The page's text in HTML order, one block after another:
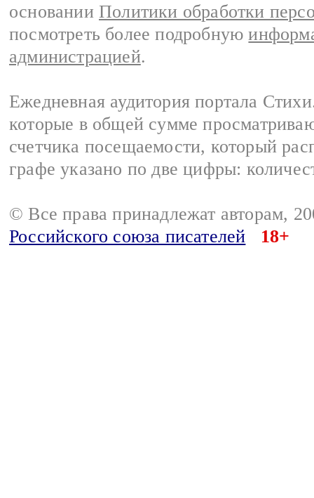
основании Политики обработки
посмотреть более подробную
администрацией.
Ежедневная аудитория портала
которые в общей сумме
счетчика посещаемости, который
графе указано по две цифры:
© Все права принадлежат авторам,
Российского союза писателей
18+